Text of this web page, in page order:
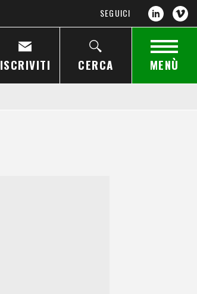
SEGUICI
ISCRIVITI CERCA MENÙ